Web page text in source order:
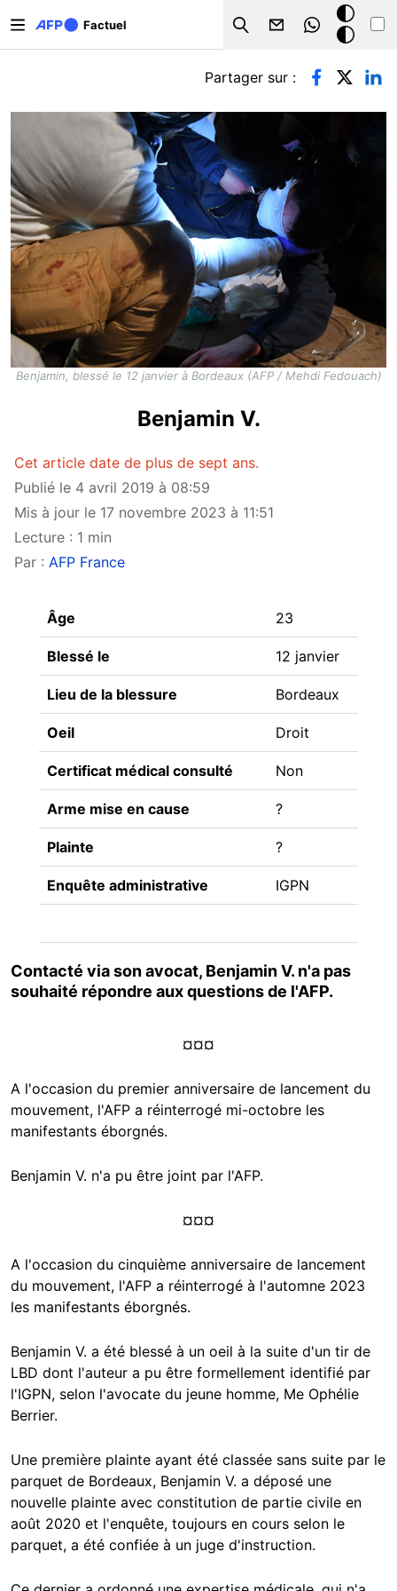
Factuel
Search
Mode
sombre
Onglets principaux
Partager sur :
Benjamin, blessé le 12 janvier à Bordeaux (AFP / Mehdi Fedouach)
Benjamin V.
Cet article date de plus de sept ans.
Publié le 4 avril 2019 à 08:59
Mis à jour le 17 novembre 2023 à 11:51
Lecture : 1 min
Par : AFP France
Âge 23
Blessé le 12 janvier
Lieu de la blessure Bordeaux
Oeil Droit
Certificat médical consulté Non
Arme mise en cause ?
Plainte ?
Enquête administrative IGPN
Contacté via son avocat, Benjamin V. n'a pas
souhaité répondre aux questions de l'AFP.
¤¤¤
A l'occasion du premier anniversaire de lancement du
mouvement, l'AFP a réinterrogé mi-octobre les
manifestants éborgnés.
Benjamin V. n'a pu être joint par l'AFP.
¤¤¤
A l'occasion du cinquième anniversaire de lancement
du mouvement, l'AFP a réinterrogé à l'automne 2023
les manifestants éborgnés.
Benjamin V. a été blessé à un oeil à la suite d'un tir de
LBD dont l'auteur a pu être formellement identifié par
l'IGPN, selon l'avocate du jeune homme, Me Ophélie
Berrier.
Une première plainte ayant été classée sans suite par le
parquet de Bordeaux, Benjamin V. a déposé une
nouvelle plainte avec constitution de partie civile en
août 2020 et l'enquête, toujours en cours selon le
parquet, a été confiée à un juge d'instruction.